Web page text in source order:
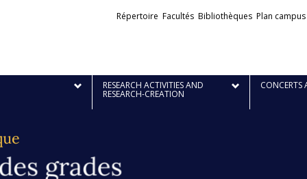
Liens
Répertoire Facultés Bibliothèques Plan campus
RESEARCH ACTIVITIES AND
RESEARCH-CREATION
CONCERTS